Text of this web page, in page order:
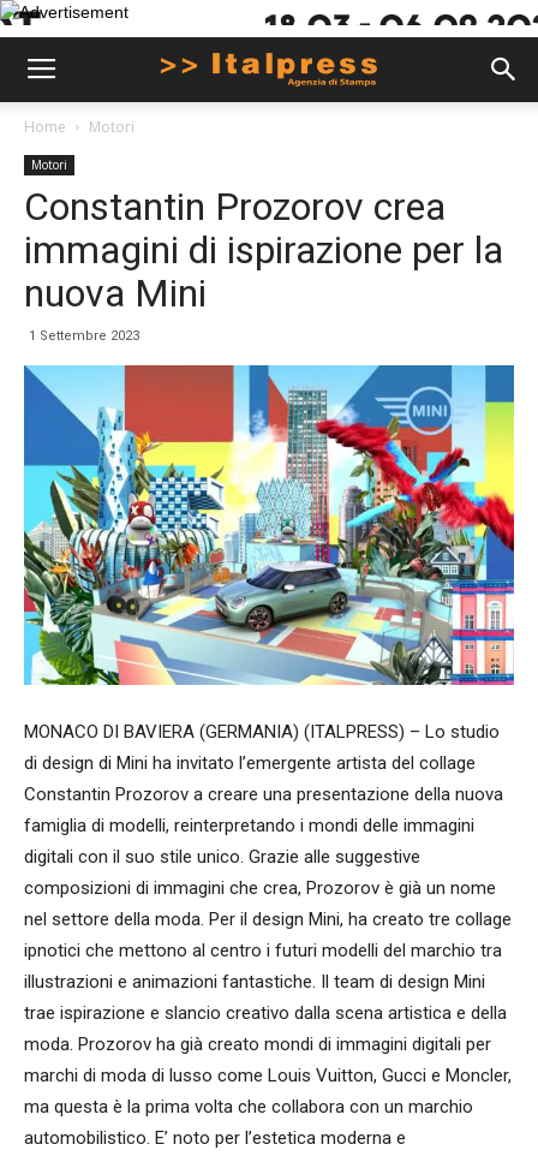
Home Motori
Motori
Constantin Prozorov crea
immagini di ispirazione per la
nuova Mini
1 Settembre 2023
MONACO DI BAVIERA (GERMANIA) (ITALPRESS) – Lo studio
di design di Mini ha invitato l’emergente artista del collage
Constantin Prozorov a creare una presentazione della nuova
famiglia di modelli, reinterpretando i mondi delle immagini
digitali con il suo stile unico. Grazie alle suggestive
composizioni di immagini che crea, Prozorov è già un nome
nel settore della moda. Per il design Mini, ha creato tre collage
ipnotici che mettono al centro i futuri modelli del marchio tra
illustrazioni e animazioni fantastiche. Il team di design Mini
trae ispirazione e slancio creativo dalla scena artistica e della
moda. Prozorov ha già creato mondi di immagini digitali per
marchi di moda di lusso come Louis Vuitton, Gucci e Moncler,
ma questa è la prima volta che collabora con un marchio
automobilistico. E’ noto per l’estetica moderna e